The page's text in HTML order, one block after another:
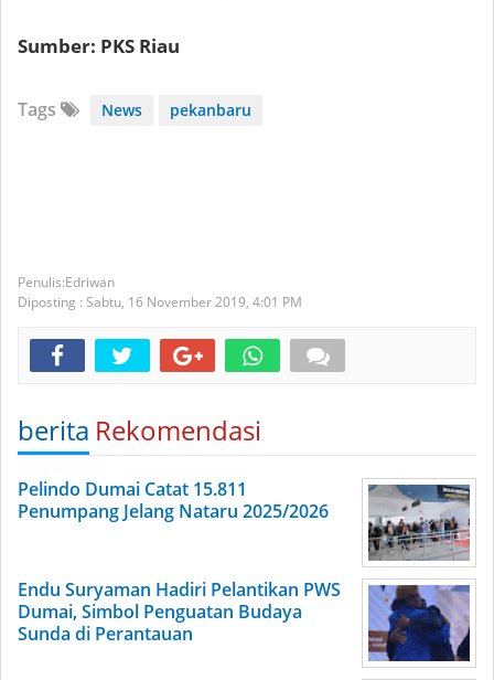
Sumber: PKS Riau
Tags News pekanbaru
Edriwan
Diposting : Sabtu, 16 November 2019, 4:01 PM
berita Rekomendasi
Pelindo Dumai Catat 15.811
Penumpang Jelang Nataru 2025/2026
Endu Suryaman Hadiri Pelantikan PWS
Dumai, Simbol Penguatan Budaya
Sunda di Perantauan